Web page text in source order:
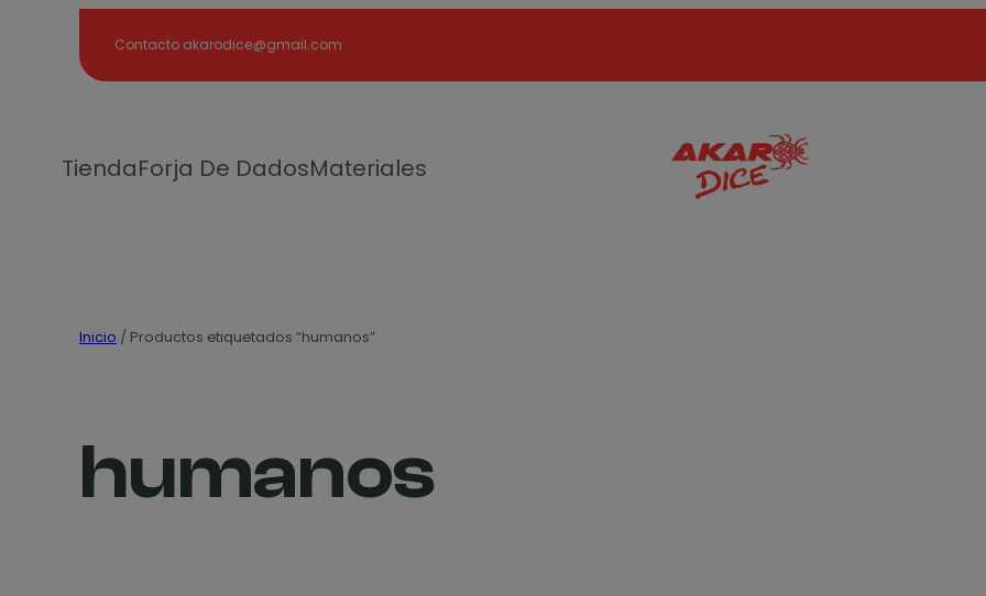
Contacto akarodice@gmail.com
TiendaForja De DadosMateriales
Inicio / Productos etiquetados “humanos”
humanos
Search